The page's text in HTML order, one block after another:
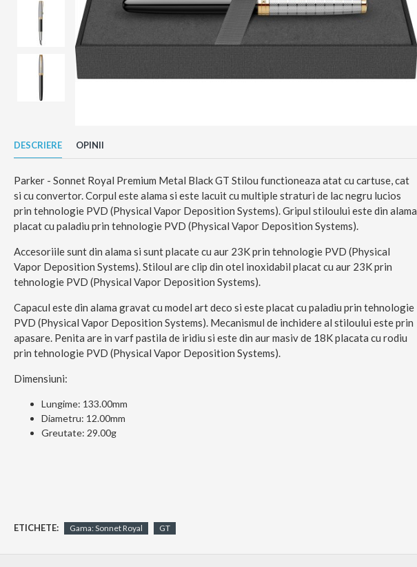
DESCRIERE OPINII
Parker - Sonnet Royal Premium Metal Black GT Stilou functioneaza atat cu cartuse, cat
si cu convertor. Corpul este alama si este lacuit cu multiple straturi de lac negru lucios
prin tehnologie PVD (Physical Vapor Deposition Systems). Gripul stiloului este din alama
placat cu paladiu prin tehnologie PVD (Physical Vapor Deposition Systems).
Accesoriile sunt din alama si sunt placate cu aur 23K prin tehnologie PVD (Physical
Vapor Deposition Systems). Stiloul are clip din otel inoxidabil placat cu aur 23K prin
tehnologie PVD (Physical Vapor Deposition Systems).
Capacul este din alama gravat cu model art deco si este placat cu paladiu prin tehnologie
PVD (Physical Vapor Deposition Systems). Mecanismul de inchidere al stiloului este prin
apasare. Penita are in varf pastila de iridiu si este din aur masiv de 18K placata cu rodiu
prin tehnologie PVD (Physical Vapor Deposition Systems).
Dimensiuni:
Lungime: 133.00mm
Diametru: 12.00mm
Greutate: 29.00g
ETICHETE: Gama: Sonnet Royal GT